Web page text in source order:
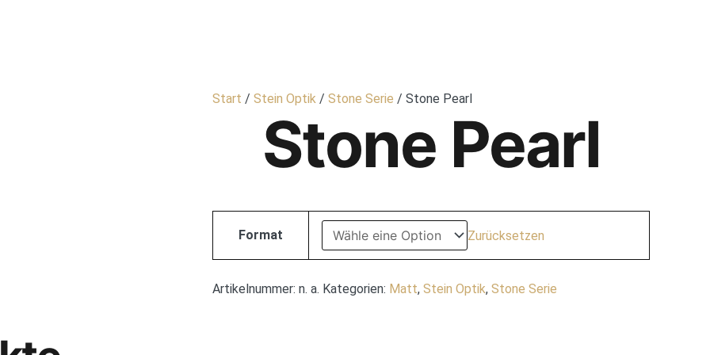
Start / Stein Optik / Stone Serie / Stone Pearl
Stone Pearl
Format Zurücksetzen
Artikelnummer: n. a. Kategorien: Matt, Stein Optik, Stone Serie